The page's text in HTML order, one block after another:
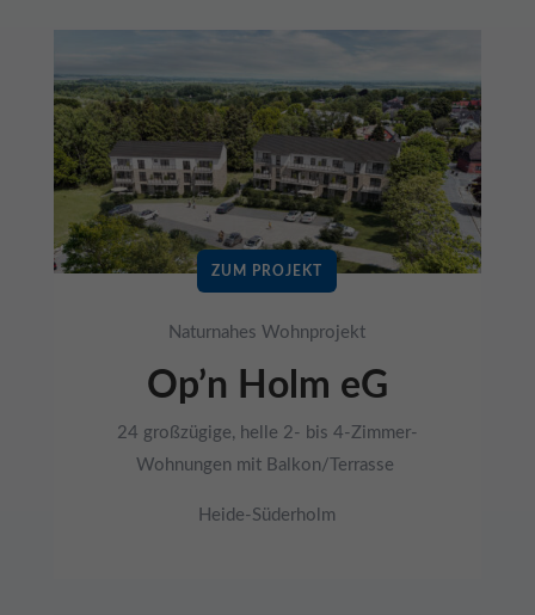
ZUM PROJEKT
Naturnahes Wohnprojekt
Op’n Holm eG
24 großzügige, helle 2- bis 4-Zimmer-
Wohnungen mit Balkon/Terrasse
Heide-Süderholm